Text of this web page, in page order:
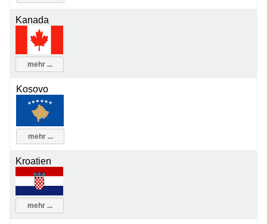
Kanada
mehr ...
Kosovo
mehr ...
Kroatien
mehr ...